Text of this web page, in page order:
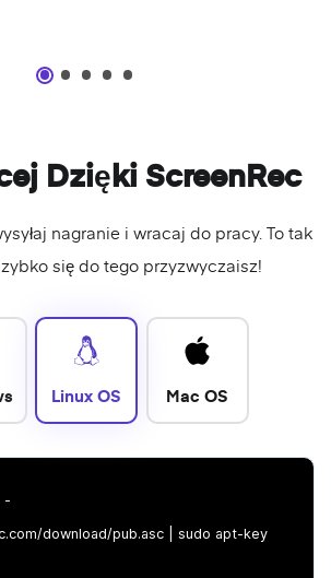
Dzięki ScreenRec
nagranie i wracaj do pracy. To tak
się do tego przyzwyczaisz!
Linux OS Mac OS
-
download/pub.asc | sudo apt-key